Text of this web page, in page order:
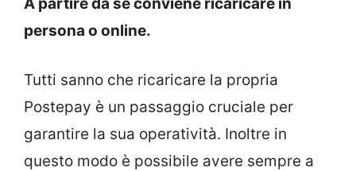
persona o online.
Tutti sanno che ricaricare la propria
Postepay è un passaggio cruciale per
garantire la sua operatività. Inoltre in
questo modo è possibile avere sempre a